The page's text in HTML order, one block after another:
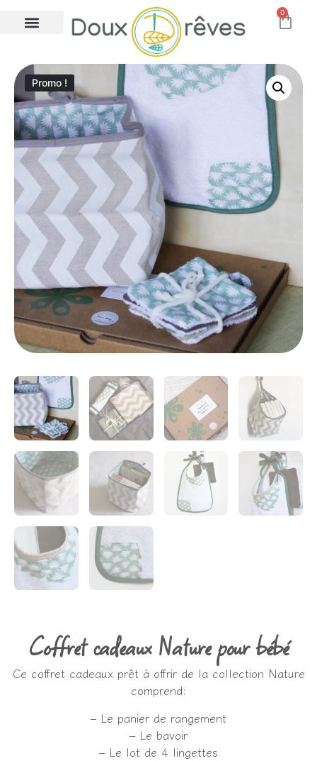
0
Promo !
Coffret cadeaux Nature pour bébé
Ce coffret cadeaux prêt à offrir de la collection Nature
comprend:
– Le panier de rangement
– Le bavoir
– Le lot de 4 lingettes